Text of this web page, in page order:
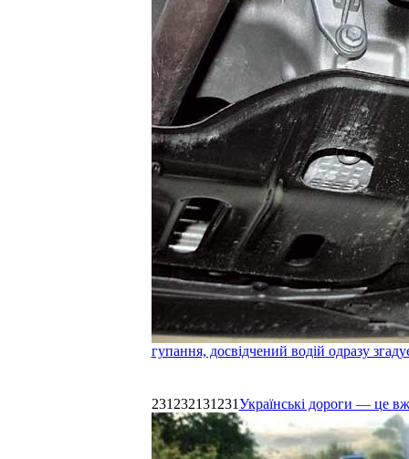
гупання, досвідчений водій одразу
231232131231Українські дороги — це